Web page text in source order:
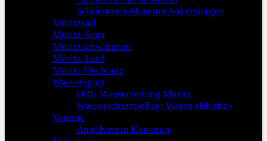
Schliemann-Museum Ankershagen
Müritzsail
Müritz-Saga
Müritzschwimmen
Müritz-Lauf
Müritz Fischtage
Wassersport
DRK Wasserrettung Müritz
Wasserschutzpolizei Waren (Müritz)
Vereine
Angelverein Kamerun